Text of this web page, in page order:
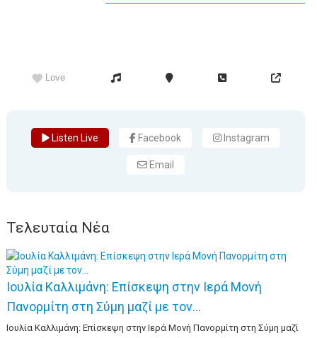
Love
Listen Live Facebook Instagram
Email
Τελευταία Νέα
Ιουλία Καλλιμάνη: Επίσκεψη στην Ιερά Μονή
Πανορμίτη στη Σύμη μαζί με τον…
Ιουλία Καλλιμάνη: Επίσκεψη στην Ιερά Μονή Πανορμίτη στη Σύμη μαζί